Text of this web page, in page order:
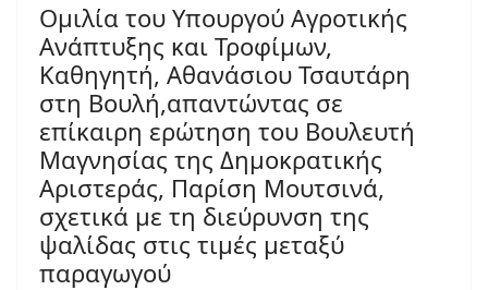
Ομιλία του Υπουργού Αγροτικής
Ανάπτυξης και Τροφίμων,
Καθηγητή, Αθανάσιου Τσαυτάρη
στη Βουλή,απαντώντας σε
επίκαιρη ερώτηση του Βουλευτή
Μαγνησίας της Δημοκρατικής
Αριστεράς, Παρίση Μουτσινά,
σχετικά με τη διεύρυνση της
ψαλίδας στις τιμές μεταξύ
παραγωγού